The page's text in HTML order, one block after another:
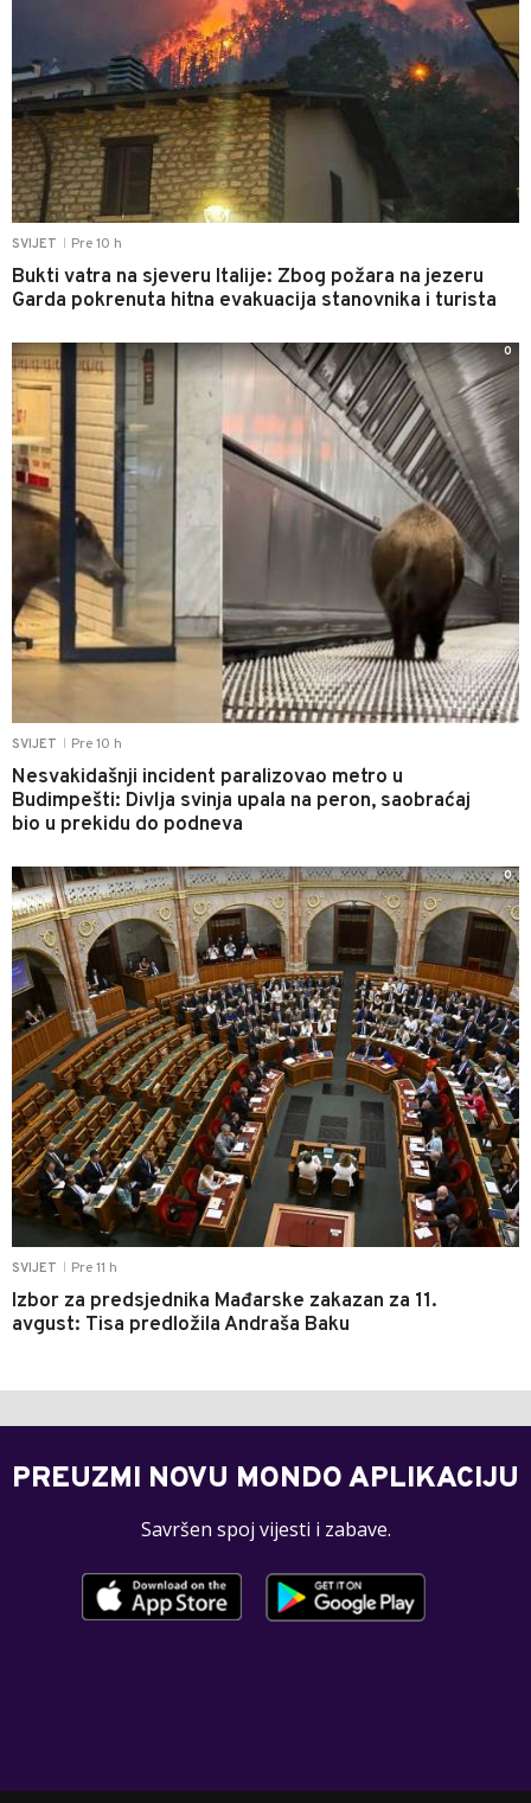
SVIJET Pre 10 h
Bukti vatra na sjeveru Italije: Zbog požara na jezeru
Garda pokrenuta hitna evakuacija stanovnika i turista
SVIJET Pre 10 h
Nesvakidašnji incident paralizovao metro u
Budimpešti: Divlja svinja upala na peron, saobraćaj
bio u prekidu do podneva
0
SVIJET Pre 11 h
Izbor za predsjednika Mađarske zakazan za 11.
avgust: Tisa predložila Andraša Baku
0
PREUZMI NOVU MONDO APLIKACIJU
Savršen spoj vijesti i zabave.